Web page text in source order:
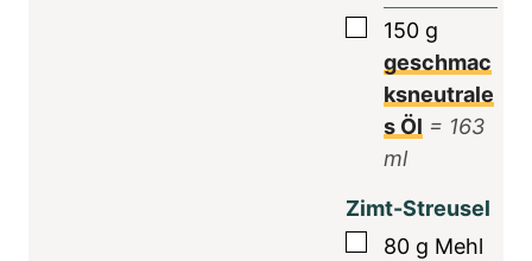
▢
150 g
geschmac
ksneutrale
s Öl = 163
ml
Zimt-Streusel
▢
80 g Mehl